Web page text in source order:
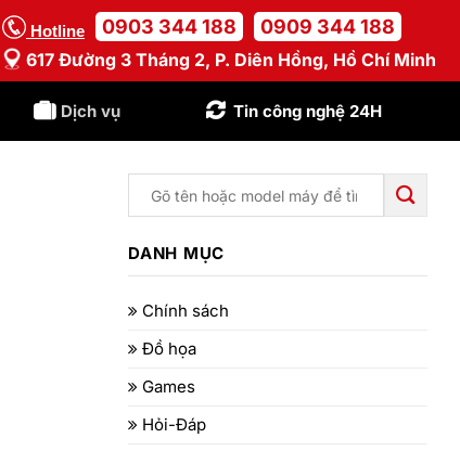
Hotline 0903 344 188 0909 344 188
617 Đường 3 Tháng 2, P. Diên Hồng, Hồ Chí Minh
Dịch vụ Tin công nghệ 24H
DANH MỤC
Chính sách
Đồ họa
Games
Hỏi-Đáp